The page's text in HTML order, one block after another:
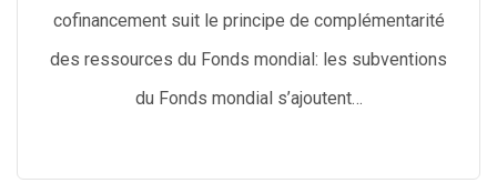
cofinancement suit le principe de complémentarité
des ressources du Fonds mondial: les subventions
du Fonds mondial s’ajoutent…